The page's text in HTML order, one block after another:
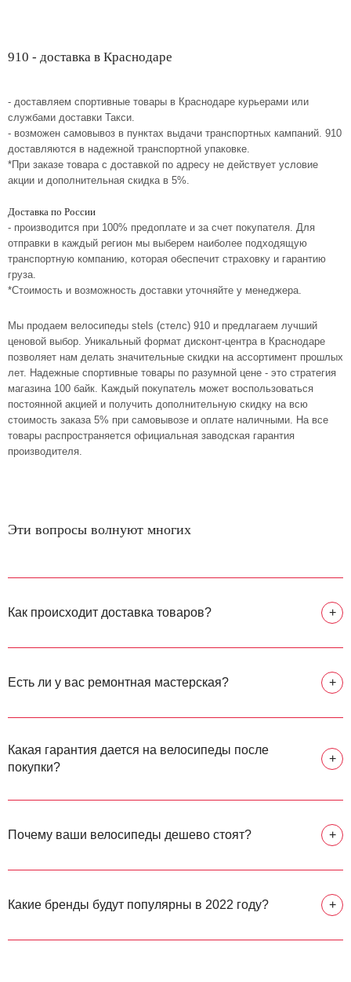
910 - доставка в Краснодаре
- доставляем спортивные товары в Краснодаре курьерами или
службами доставки Такси.
- возможен самовывоз в пунктах выдачи транспортных кампаний. 910
доставляются в надежной транспортной упаковке.
*При заказе товара с доставкой по адресу не действует условие
акции и дополнительная скидка в 5%.
Доставка по России
- производится при 100% предоплате и за счет покупателя. Для
отправки в каждый регион мы выберем наиболее подходящую
транспортную компанию, которая обеспечит страховку и гарантию
груза.
*Стоимость и возможность доставки уточняйте у менеджера.
Мы продаем велосипеды stels (стелс) 910 и предлагаем лучший
ценовой выбор. Уникальный формат дисконт-центра в Краснодаре
позволяет нам делать значительные скидки на ассортимент прошлых
лет. Надежные спортивные товары по разумной цене - это стратегия
магазина 100 байк. Каждый покупатель может воспользоваться
постоянной акцией и получить дополнительную скидку на всю
стоимость заказа 5% при самовывозе и оплате наличными. На все
товары распространяется официальная заводская гарантия
производителя.
Эти вопросы волнуют многих
Как происходит доставка товаров? +
Есть ли у вас ремонтная мастерская? +
Какая гарантия дается на велосипеды после
покупки?
+
Почему ваши велосипеды дешево стоят? +
Какие бренды будут популярны в 2022 году? +